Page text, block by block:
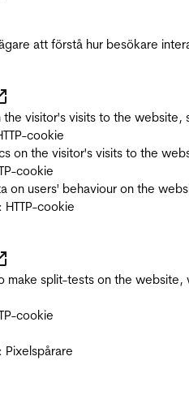
att förstå hur besökare
visitor's visits to the
cookie
on the visitor's visits to the
cookie
on users' behaviour on the
: HTTP-cookie
make split-tests on the
cookie
: Pixelspårare